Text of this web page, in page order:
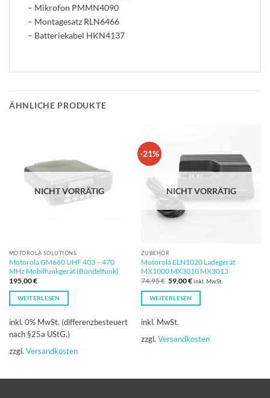
– Mikrofon PMMN4090
– Montagesatz RLN6466
– Batteriekabel HKN4137
ÄHNLICHE PRODUKTE
NICHT VORRÄTIG
MOTOROLA SOLUTIONS
Motorola GM660 UHF 403 – 470
MHz Mobilfunkgerät (Bündelfunk)
195,00€
WEITERLESEN
inkl. 0% MwSt. (differenzbesteuert
nach §25a UStG.)
zzgl. Versandkosten
-21%
NICHT VORRÄTIG
ZUBEHÖR
Motorola ELN1020 Ladegerät
MX1000 MX3010 MX3013
74,95€ Ursprünglicher
Preis
war:
74,95 €
59,00€Aktueller
ist:
inkl. MwSt.
WEITERLESEN
inkl. MwSt.
zzgl. Versandkosten